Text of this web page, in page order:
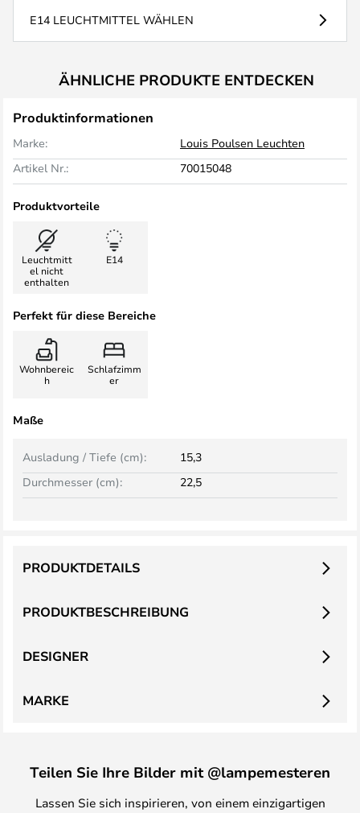
E14 LEUCHTMITTEL WÄHLEN
ÄHNLICHE PRODUKTE ENTDECKEN
Produktinformationen
Marke:
Louis Poulsen Leuchten
Artikel Nr.:
70015048
Produktvorteile
Leuchtmitt
el nicht
enthalten
E14
Perfekt für diese Bereiche
Wohnbereic
h
Schlafzimm
er
Maße
Ausladung / Tiefe (cm):
15,3
Durchmesser (cm):
22,5
PRODUKTBESCHREIBUNG
PRODUKTDETAILS
DESIGNER
MARKE
Teilen Sie Ihre Bilder mit @lampemesteren
Lassen Sie sich inspirieren, von einem einzigartigen